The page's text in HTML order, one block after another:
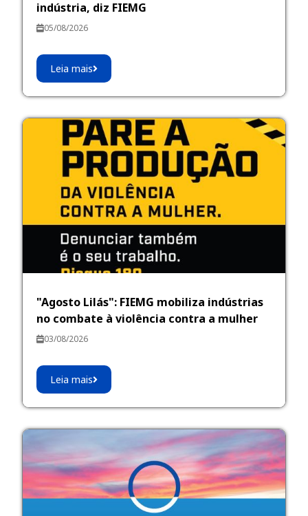
indústria, diz FIEMG
05/08/2026
Leia mais
"Agosto Lilás": FIEMG mobiliza indústrias
no combate à violência contra a mulher
03/08/2026
Leia mais